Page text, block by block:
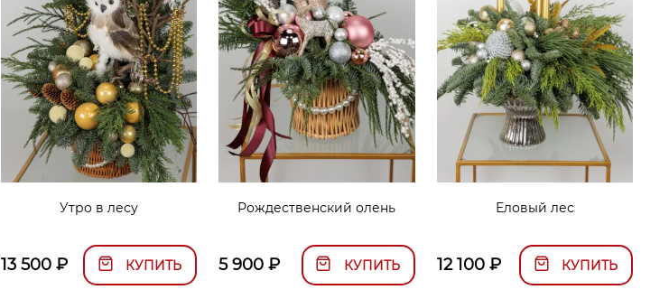
Утро в лесу
13 500₽ КУПИТЬ
Рождественский олень
5 900 ₽ КУПИТЬ
Еловый лес
12 100₽ КУПИТЬ